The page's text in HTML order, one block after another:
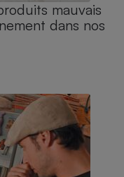
mauvais
dans nos